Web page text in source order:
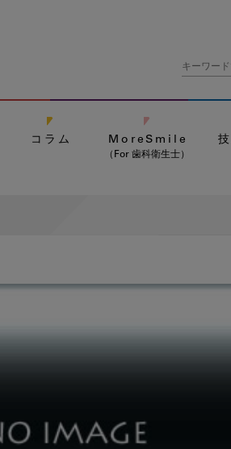
コラム MoreSmile
（For 歯科衛生士）